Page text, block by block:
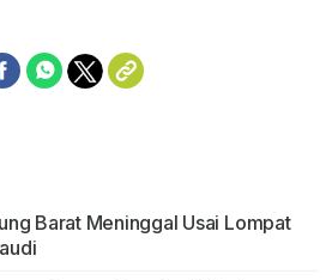
Barat Meninggal Usai Lompat